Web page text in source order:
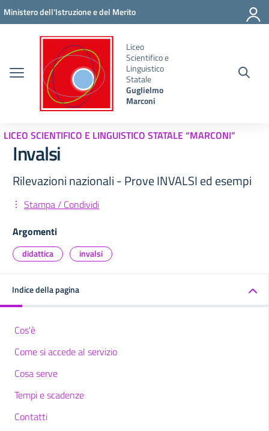
Vai ai contenuti
Vai al menu di navigazione
Vai al footer
Ministero dell'Istruzione e del Merito
Liceo
Scientifico e
Linguistico
Statale
Guglielmo
Marconi
LICEO SCIENTIFICO E LINGUISTICO STATALE “MARCONI”
Invalsi
Rilevazioni nazionali - Prove INVALSI ed esempi
Stampa / Condividi
Argomenti
didattica invalsi
Indice della pagina
Cos'è
Come si accede al servizio
Cosa serve
Tempi e scadenze
Contatti